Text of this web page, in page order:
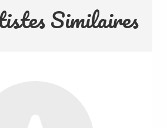
Similaires